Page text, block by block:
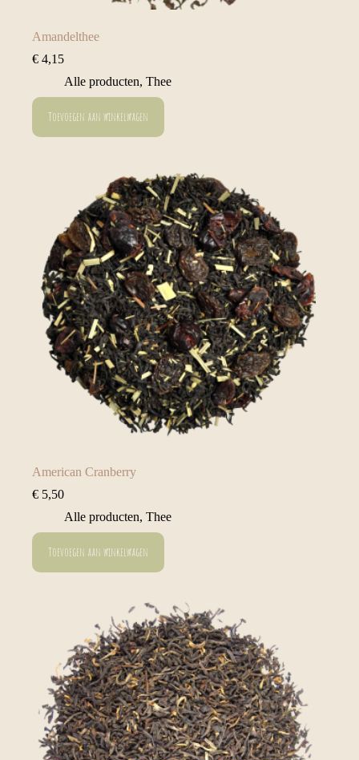
Amandelthee
€ 4,15
Alle producten, Thee
Toevoegen aan winkelwagen
American Cranberry
€ 5,50
Alle producten, Thee
Toevoegen aan winkelwagen